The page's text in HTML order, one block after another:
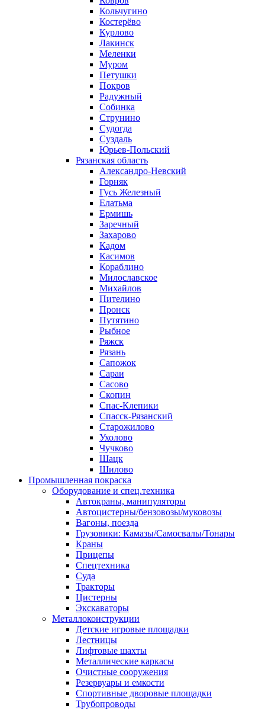
Кольчугино
Костерёво
Курлово
Лакинск
Меленки
Муром
Петушки
Покров
Радужный
Собинка
Струнино
Судогда
Суздаль
Юрьев-Польский
Рязанская область
Александро-Невский
Горняк
Гусь Железный
Елатьма
Ермишь
Заречный
Захарово
Кадом
Касимов
Кораблино
Милославское
Михайлов
Пителино
Пронск
Путятино
Рыбное
Ряжск
Рязань
Сапожок
Сараи
Сасово
Скопин
Спас-Клепики
Спасск-Рязанский
Старожилово
Ухолово
Чучково
Шацк
Шилово
Промышленная покраска
Оборудование и спец.техника
Автокраны, манипуляторы
Автоцистерны/бензовозы/муковозы
Вагоны, поезда
Грузовики: Камазы/Самосвалы/Тонары
Краны
Прицепы
Спецтехника
Суда
Тракторы
Цистерны
Экскаваторы
Металлоконструкции
Детские игровые площадки
Лестницы
Лифтовые шахты
Металлические каркасы
Очистные сооружения
Резервуары и емкости
Спортивные дворовые площадки
Трубопроводы